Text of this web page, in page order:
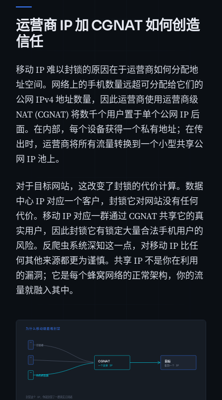
运营商 IP 加 CGNAT 如何创造
信任
移动 IP 难以封锁的原因在于运营商如何分配地
址空间。网络上的手机数量远超可分配给它们的
公网 IPv4 地址数量，因此运营商使用运营商级
NAT (CGNAT) 将数千个用户置于单个公网 IP 后
面。在内部，每个设备获得一个私有地址；在传
出时，运营商将所有流量转换到一个小型共享公
网 IP 池上。
对于目标网站，这改变了封锁的代价计算。数据
中心 IP 对应一个客户，封锁它对网站没有任何
代价。移动 IP 对应一群通过 CGNAT 共享它的真
实用户，因此封锁它有锁定大量合法手机用户的
风险。反爬虫系统深知这一点，对移动 IP 比任
何其他来源都更为谨慎。共享 IP 不是你在利用
的漏洞；它是每个蜂窝网络的正常架构，你的流
量就融入其中。